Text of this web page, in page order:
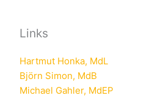
Links
Hartmut Honka, MdL
Björn Simon, MdB
Michael Gahler, MdEP